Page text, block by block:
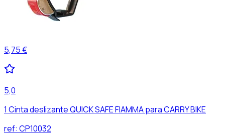
5,75 €
5,0
1 Cinta deslizante QUICK SAFE FIAMMA para CARRY BIKE
ref: CP10032